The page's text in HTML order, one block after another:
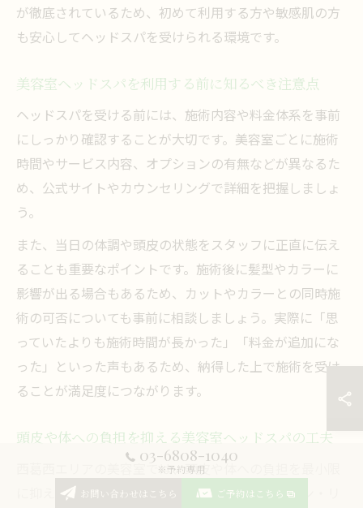
が徹底されているため、初めて利用する方や敏感肌の方
も安心してヘッドスパを受けられる環境です。
美容室ヘッドスパを利用する前に知るべき注意点
ヘッドスパを受ける前には、施術内容や料金体系を事前
にしっかり確認することが大切です。美容室ごとに施術
時間やサービス内容、オプションの有無などが異なるた
め、公式サイトやカウンセリングで詳細を把握しましょ
う。
また、当日の体調や頭皮の状態をスタッフに正直に伝え
ることも重要なポイントです。施術後に髪型やカラーに
影響が出る場合もあるため、カットやカラーとの同時施
術の可否についても事前に相談しましょう。実際に「思
っていたよりも施術時間が長かった」「料金が追加にな
った」といった声もあるため、納得した上で施術を受け
ることが満足度につながります。
頭皮や体への負担を抑える美容室ヘッドスパの工夫
西葛西エリアの美容室では、頭皮や体への負担を最小限
に抑えるために、力加減の調整や専用のクッション・リ
03-6808-1040
※予約専用
お問い合わせはこちら
ご予約はこちら